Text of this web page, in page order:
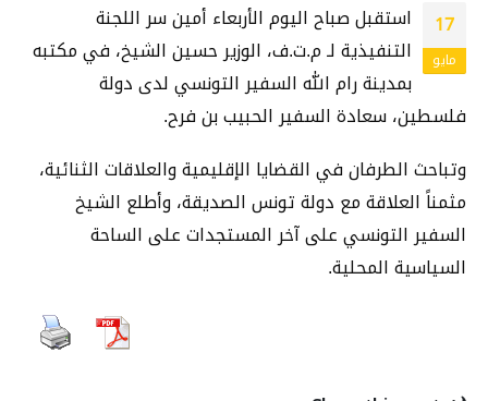
17
مايو
استقبل صباح اليوم الأربعاء أمين سر اللجنة
التنفيذية لـ م.ت.ف، الوزير حسين الشيخ، في مكتبه
بمدينة رام الله السفير التونسي لدى دولة
فلسطين، سعادة السفير الحبيب بن فرح.
وتباحث الطرفان في القضايا الإقليمية والعلاقات الثنائية،
مثمناً العلاقة مع دولة تونس الصديقة، وأطلع الشيخ
السفير التونسي على آخر المستجدات على الساحة
السياسية المحلية.